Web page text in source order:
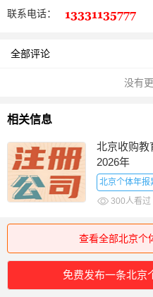
联系电话：
全部评论
没有
相关信息
北京收购教
2026年
北京个体年报
300人看过
查看全部北京个
免费发布一条北京